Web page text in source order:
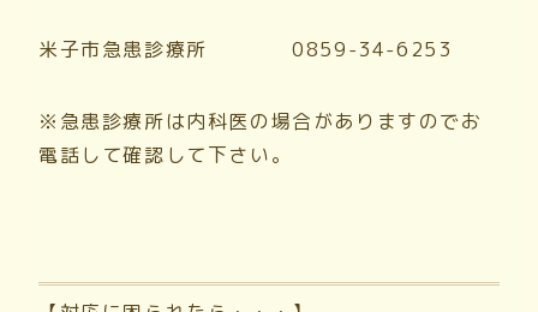
米子市急患診療所 0859-34-6253
※急患診療所は内科医の場合がありますのでお
電話して確認して下さい。